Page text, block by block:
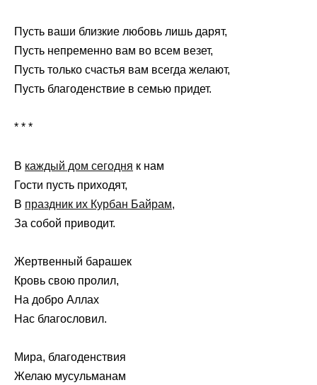
Пусть ваши близкие любовь лишь дарят,
Пусть непременно вам во всем везет,
Пусть только счастья вам всегда желают,
Пусть благоденствие в семью придет.
* * *
В каждый дом сегодня к нам
Гости пусть приходят,
В праздник их Курбан Байрам,
За собой приводит.
Жертвенный барашек
Кровь свою пролил,
На добро Аллах
Нас благословил.
Мира, благоденствия
Желаю мусульманам